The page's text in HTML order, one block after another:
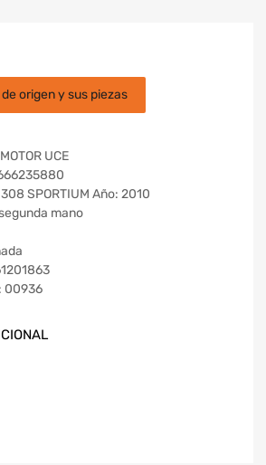
origen y sus piezas
UCE
308 SPORTIUM Año: 2010
mano
: 00936